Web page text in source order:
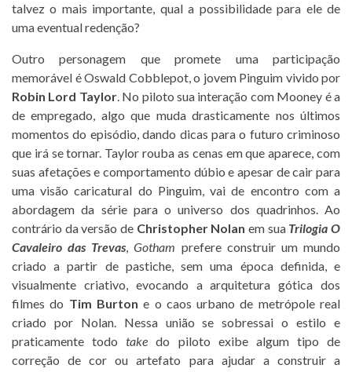
talvez o mais importante, qual a possibilidade para ele de
uma eventual redenção?
Outro personagem que promete uma participação
memorável é Oswald Cobblepot, o jovem Pinguim vivido por
Robin Lord Taylor. No piloto sua interação com Mooney é a
de empregado, algo que muda drasticamente nos últimos
momentos do episódio, dando dicas para o futuro criminoso
que irá se tornar. Taylor rouba as cenas em que aparece, com
suas afetações e comportamento dúbio e apesar de cair para
uma visão caricatural do Pinguim, vai de encontro com a
abordagem da série para o universo dos quadrinhos. Ao
contrário da versão de Christopher Nolan em sua Trilogia O
Cavaleiro das Trevas,Gotham prefere construir um mundo
criado a partir de pastiche, sem uma época definida, e
visualmente criativo, evocando a arquitetura gótica dos
filmes do Tim Burton e o caos urbano de metrópole real
criado por Nolan. Nessa união se sobressai o estilo e
praticamente todotake do piloto exibe algum tipo de
correção de cor ou artefato para ajudar a construir a